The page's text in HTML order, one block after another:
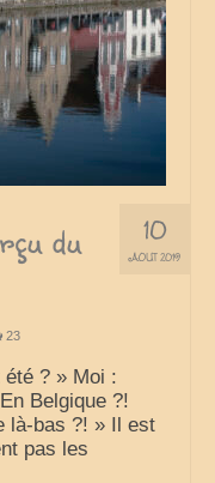
10
AOÛT 2019
du
23
? » Moi :
Belgique ?!
là-bas ?! » Il est
pas les